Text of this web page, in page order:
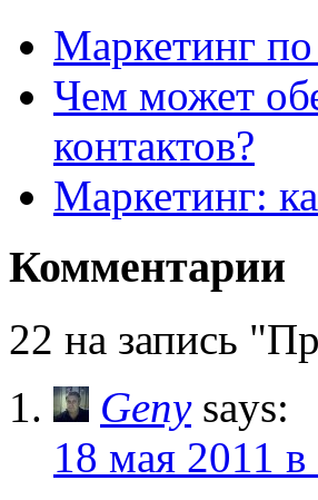
Маркетинг по
Чем может
контактов?
Маркетинг:
Комментарии
22 на запись
Geny says:
18 мая 2011